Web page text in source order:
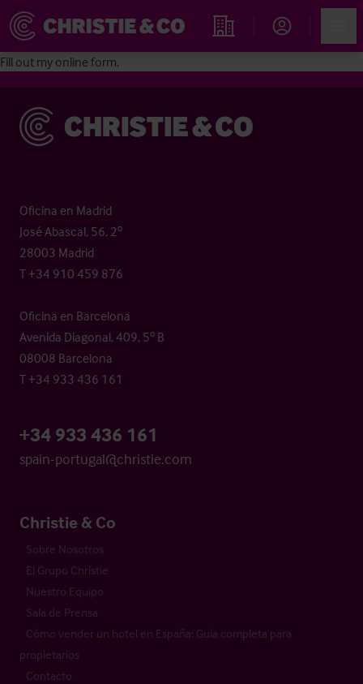
Propiedades
Fill out my online form.
Christie & Co
Oficina en Madrid
José Abascal, 56, 2º
28003 Madrid
T +34 910 459 876
Oficina en Barcelona
Avenida Diagonal, 409, 5º B
08008 Barcelona
T +34 933 436 161
+34 933 436 161
spain-portugal@christie.com
Christie & Co
Sobre Nosotros
El Grupo Christie
Nuestro Equipo
Sala de Prensa
Cómo vender un hotel en España: Guía completa para
propietarios
Contacto